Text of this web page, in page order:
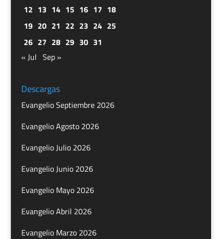
12 13 14 15 16 17 18
19 20 21 22 23 24 25
26 27 28 29 30 31
« Jul Sep »
Descargas
Evangelio Septiembre 2026
Evangelio Agosto 2026
Evangelio Julio 2026
Evangelio Junio 2026
Evangelio Mayo 2026
Evangelio Abril 2026
Evangelio Marzo 2026